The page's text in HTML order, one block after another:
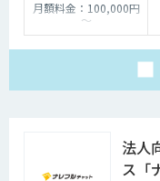
月額料金：100,000円
～
法人
ス「